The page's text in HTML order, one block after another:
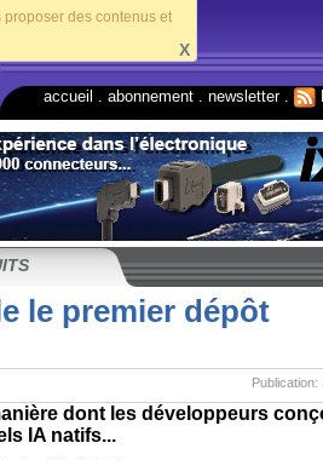
des contenus et
X
accueil abonnement newsletter.
le premier dépôt
Publication:
dont les développeurs
IA natifs...